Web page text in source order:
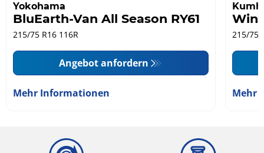
Yokohama
BluEarth-Van All Season RY61
215/75 R16 116R
Angebot anfordern
Mehr Informationen
215/75
Mehr